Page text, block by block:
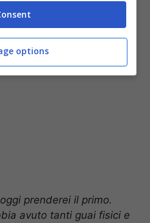
di questo.
prenderei il primo.
avuto tanti guai fisici e
options